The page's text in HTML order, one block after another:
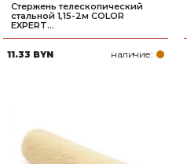
Стержень телескопический
стальной 1,15-2м COLOR
EXPERT...
11.33 BYN наличие: